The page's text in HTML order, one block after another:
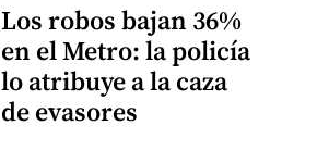
Los robos bajan 36%
en el Metro: la policía
lo atribuye a la caza
de evasores